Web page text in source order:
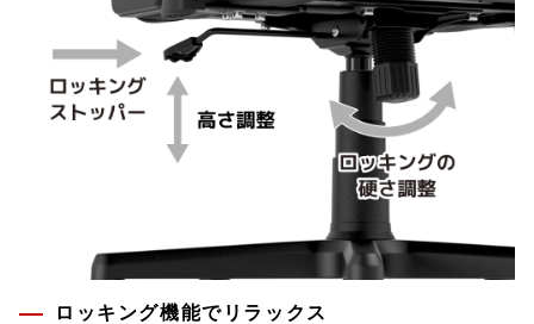
ロッキング機能でリラックス